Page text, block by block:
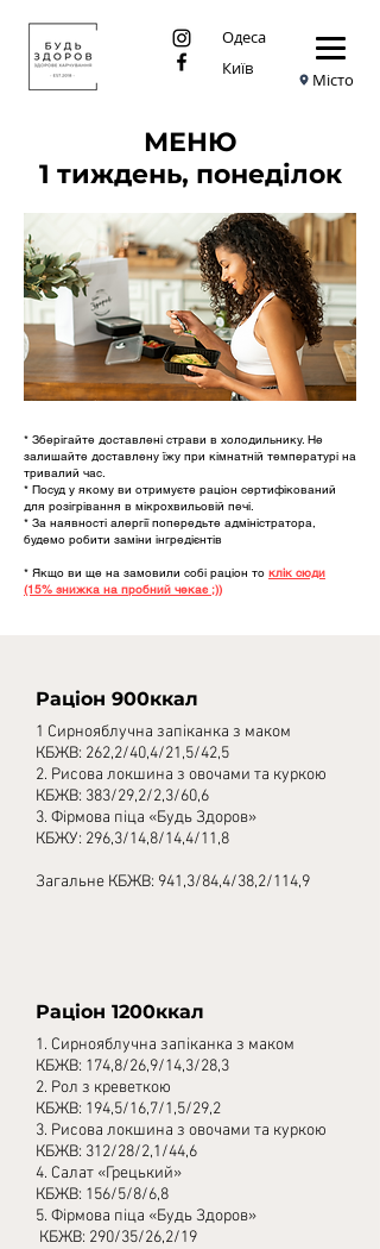
Одеса
Київ
Місто
МЕНЮ
1 тиждень, понеділок
* Зберігайте доставлені страви в холодильнику. Не
залишайте доставлену їжу при кімнатній температурі на
тривалий час.
* Посуд у якому ви отримуєте раціон сертифікований
для розігрівання в мікрохвильовій печі.
* За наявності алергії попередьте адміністратора,
будемо робити заміни інгредієнтів
* Якщо ви ще на замовили собі раціон то клік сюди
(15% знижка на пробний чекає ;))
Раціон 900ккал
1 Сирнояблучна запіканка з маком
КБЖВ: 262,2/40,4/21,5/42,5
2. Рисова локшина з овочами та куркою
КБЖВ: 383/29,2/2,3/60,6
3. Фірмова піца «Будь Здоров»
КБЖУ: 296,3/14,8/14,4/11,8
Загальне КБЖВ: 941,3/84,4/38,2/114,9
Раціон 1200ккал
1. Сирнояблучна запіканка з маком
КБЖВ: 174,8/26,9/14,3/28,3
2. Рол з креветкою
КБЖВ: 194,5/16,7/1,5/29,2
3. Рисова локшина з овочами та куркою
КБЖВ: 312/28/2,1/44,6
4. Салат «Грецький»
КБЖВ: 156/5/8/6,8
5. Фірмова піца «Будь Здоров»
КБЖВ: 290/35/26,2/19